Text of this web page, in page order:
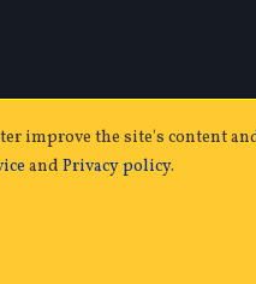
improve the site's content
and Privacy policy.